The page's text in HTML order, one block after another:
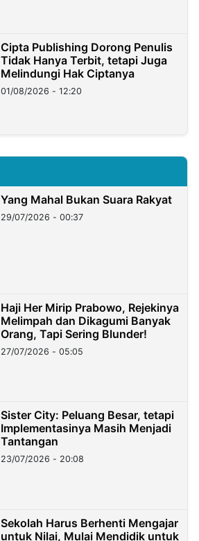
Cipta Publishing Dorong Penulis
Tidak Hanya Terbit, tetapi Juga
Melindungi Hak Ciptanya
01/08/2026 - 12:20
Yang Mahal Bukan Suara Rakyat
29/07/2026 - 00:37
Haji Her Mirip Prabowo, Rejekinya
Melimpah dan Dikagumi Banyak
Orang, Tapi Sering Blunder!
27/07/2026 - 05:05
Sister City: Peluang Besar, tetapi
Implementasinya Masih Menjadi
Tantangan
23/07/2026 - 20:08
Sekolah Harus Berhenti Mengajar
untuk Nilai, Mulai Mendidik untuk